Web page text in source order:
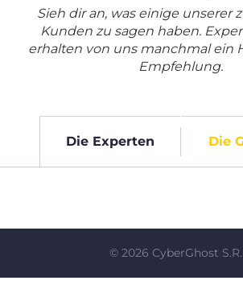
Sieh dir an, was einige unserer
Kunden zu sagen haben.
erhalten von uns manchmal ein
Empfehlung.
Die Experten Die
© 2026 CyberGhost